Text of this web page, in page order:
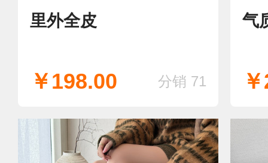
里外全皮
￥198.00 分销 71
气